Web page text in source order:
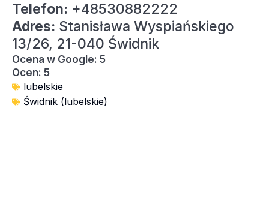
Telefon: +48530882222
Adres: Stanisława Wyspiańskiego
13/26, 21-040 Świdnik
Ocena w Google: 5
Ocen: 5
lubelskie
Świdnik (lubelskie)